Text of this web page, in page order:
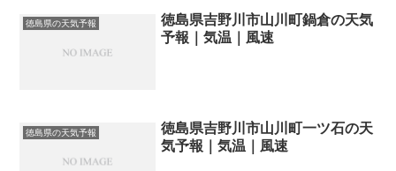
徳島県の天気予報
徳島県吉野川市山川町鍋倉の天気
予報｜気温｜風速
徳島県の天気予報
徳島県吉野川市山川町一ツ石の天
気予報｜気温｜風速